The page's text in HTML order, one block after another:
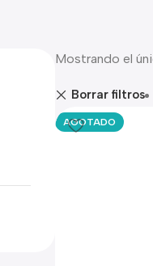
Mostrando el
Borrar filtros
AGOTADO